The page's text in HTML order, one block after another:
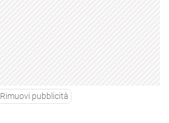
Rimuovi pubblicità